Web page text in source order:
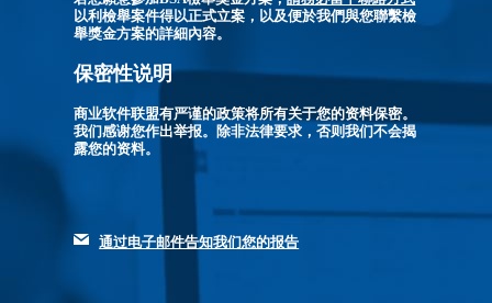
以利檢舉案件得以正式立案，以及便於我們與您聯繫檢
舉獎金方案的詳細內容。
保密性说明
商业软件联盟有严谨的政策将所有关于您的资料保密。
我们感谢您作出举报。除非法律要求，否则我们不会揭
露您的资料。
通过电子邮件告知我们您的报告